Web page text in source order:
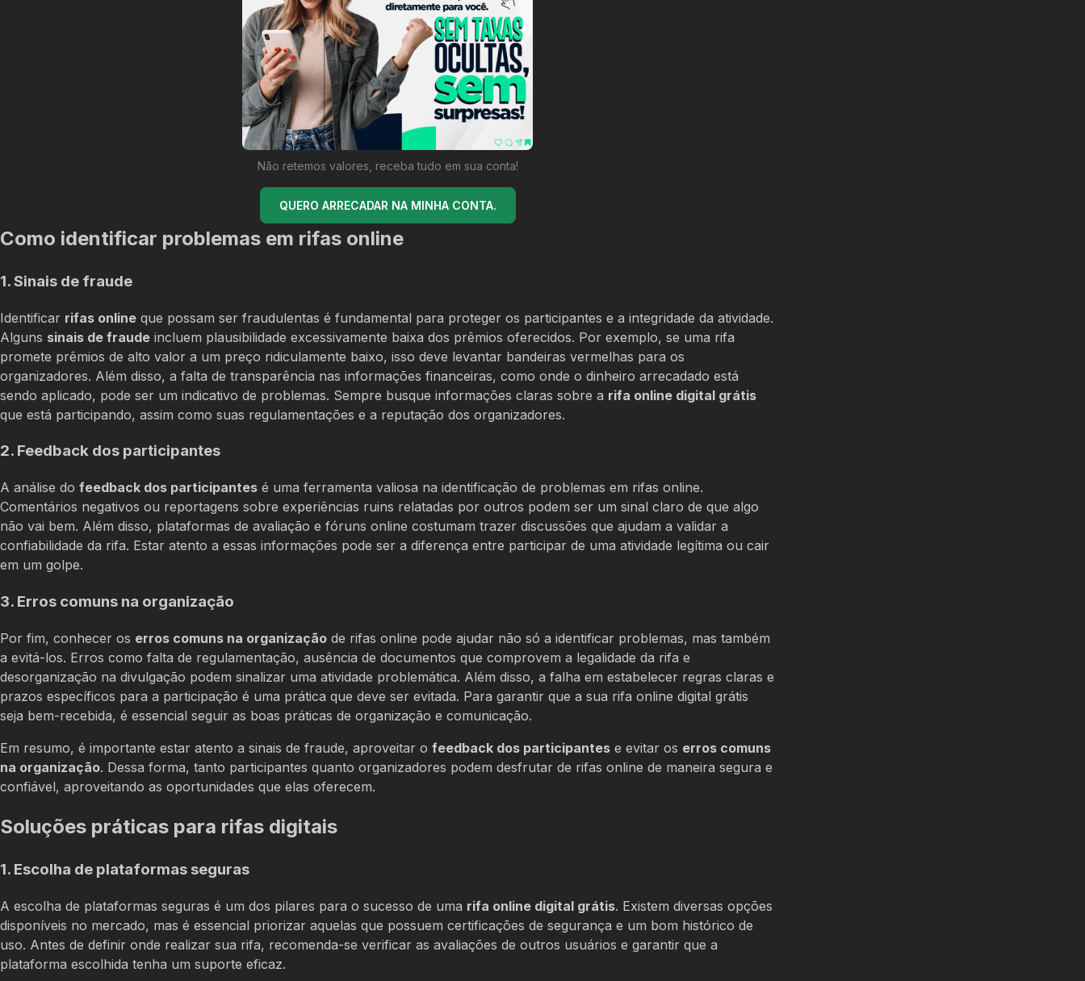
Não retemos valores, receba tudo em sua conta!
QUERO ARRECADAR NA MINHA CONTA.
Como identificar problemas em rifas online
1. Sinais de fraude
Identificar rifas online que possam ser fraudulentas é fundamental para proteger os participantes e a integridade da atividade.
Alguns sinais de fraude incluem plausibilidade excessivamente baixa dos prêmios oferecidos. Por exemplo, se uma rifa
promete prêmios de alto valor a um preço ridiculamente baixo, isso deve levantar bandeiras vermelhas para os
organizadores. Além disso, a falta de transparência nas informações financeiras, como onde o dinheiro arrecadado está
sendo aplicado, pode ser um indicativo de problemas. Sempre busque informações claras sobre a rifa online digital grátis
que está participando, assim como suas regulamentações e a reputação dos organizadores.
2. Feedback dos participantes
A análise do feedback dos participantes é uma ferramenta valiosa na identificação de problemas em rifas online.
Comentários negativos ou reportagens sobre experiências ruins relatadas por outros podem ser um sinal claro de que algo
não vai bem. Além disso, plataformas de avaliação e fóruns online costumam trazer discussões que ajudam a validar a
confiabilidade da rifa. Estar atento a essas informações pode ser a diferença entre participar de uma atividade legítima ou cair
em um golpe.
3. Erros comuns na organização
Por fim, conhecer os erros comuns na organização de rifas online pode ajudar não só a identificar problemas, mas também
a evitá-los. Erros como falta de regulamentação, ausência de documentos que comprovem a legalidade da rifa e
desorganização na divulgação podem sinalizar uma atividade problemática. Além disso, a falha em estabelecer regras claras e
prazos específicos para a participação é uma prática que deve ser evitada. Para garantir que a sua rifa online digital grátis
seja bem-recebida, é essencial seguir as boas práticas de organização e comunicação.
Em resumo, é importante estar atento a sinais de fraude, aproveitar o feedback dos participantes e evitar os erros comuns
na organização. Dessa forma, tanto participantes quanto organizadores podem desfrutar de rifas online de maneira segura e
confiável, aproveitando as oportunidades que elas oferecem.
Soluções práticas para rifas digitais
1. Escolha de plataformas seguras
A escolha de plataformas seguras é um dos pilares para o sucesso de uma rifa online digital grátis. Existem diversas opções
disponíveis no mercado, mas é essencial priorizar aquelas que possuem certificações de segurança e um bom histórico de
uso. Antes de definir onde realizar sua rifa, recomenda-se verificar as avaliações de outros usuários e garantir que a
plataforma escolhida tenha um suporte eficaz.